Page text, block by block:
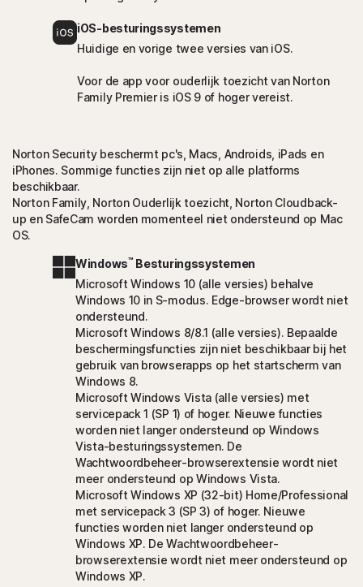
iOS-besturingssystemen
Huidige en vorige twee versies van iOS.
Voor de app voor ouderlijk toezicht van Norton
Family Premier is iOS 9 of hoger vereist.
Norton Security beschermt pc's, Macs, Androids, iPads en
iPhones. Sommige functies zijn niet op alle platforms
beschikbaar.
Norton Family, Norton Ouderlijk toezicht, Norton Cloudback-
up en SafeCam worden momenteel niet ondersteund op Mac
OS.
Windows™ Besturingssystemen
Microsoft Windows 10 (alle versies) behalve
Windows 10 in S-modus. Edge-browser wordt niet
ondersteund.
Microsoft Windows 8/8.1 (alle versies). Bepaalde
beschermingsfuncties zijn niet beschikbaar bij het
gebruik van browserapps op het startscherm van
Windows 8.
Microsoft Windows Vista (alle versies) met
servicepack 1 (SP 1) of hoger. Nieuwe functies
worden niet langer ondersteund op Windows
Vista-besturingssystemen. De
Wachtwoordbeheer-browserextensie wordt niet
meer ondersteund op Windows Vista.
Microsoft Windows XP (32-bit) Home/Professional
met servicepack 3 (SP 3) of hoger. Nieuwe
functies worden niet langer ondersteund op
Windows XP. De Wachtwoordbeheer-
browserextensie wordt niet meer ondersteund op
Windows XP.